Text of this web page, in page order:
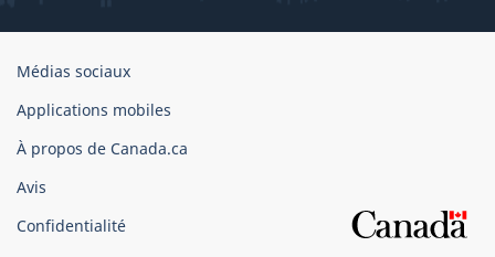
Organisation
gouvernement
du
Canada
Médias sociaux
Applications mobiles
À propos de Canada.ca
Avis
Confidentialité